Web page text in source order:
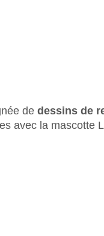
de dessins de
avec la mascotte